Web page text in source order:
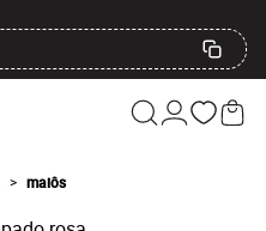
> maiôs